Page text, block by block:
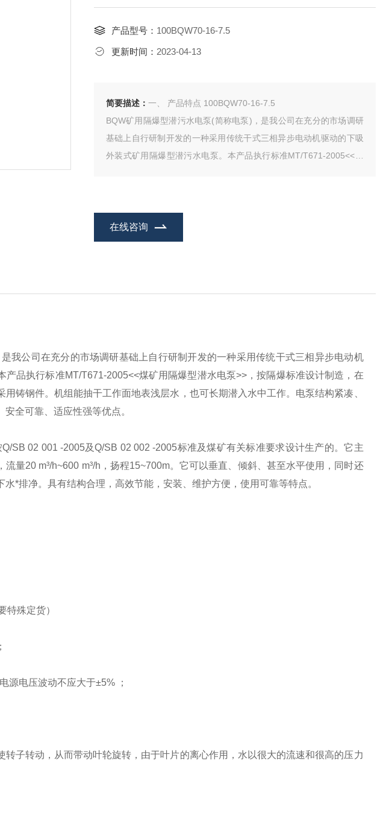
产品型号： 100BQW70-16-7.5
更新时间： 2023-04-13
简要描述：
一、 产品特点 100BQW70-16-7.5
BQW矿用隔爆型潜污水电泵(简称电泵)，是我公司在充分的市场调研
基础上自行研制开发的一种采用传统干式三相异步电动机驱动的下吸
外装式矿用隔爆型潜污水电泵。本产品执行标准MT/T671-2005<<煤
在线咨询
是我公司在充分的市场调研基础上自行研制开发的一种采用传统干式三相异步电动机
产品执行标准MT/T671-2005<<煤矿用 隔爆型潜水电泵>> ，按隔爆标准设计制造，在
铸钢件。机组能抽干工作面地表浅层水，也可长期潜入水中工作。电泵结构紧凑、
全可靠、适应性强等优点。
Q/SB 02 001 -2005及Q/SB 02 002 -2005标准及煤矿有关标准要求设计生产的。它主
流量20 m³/h~600 m³/h ，扬程15~700m。它可以垂直、倾斜、甚至水平使用，同时还
*排净。具有结构合理，高效节能，安装、维护方便，使用可靠等特点。
特殊定货）
电源电压波动不应大于±5%
；
子转动，从而带动叶轮旋转，由于叶片的离心作用，水以很大的流速和很高的压力